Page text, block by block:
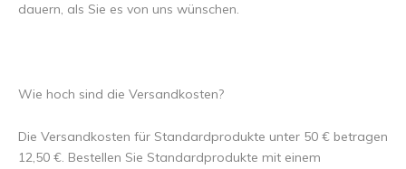
dauern, als Sie es von uns wünschen.
Wie hoch sind die Versandkosten?
Die Versandkosten für Standardprodukte unter 50 € betragen
12,50 €. Bestellen Sie Standardprodukte mit einem